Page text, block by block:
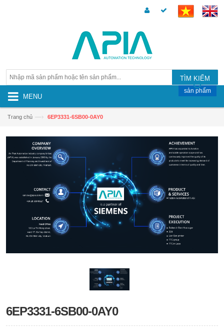
TÌM KIẾM
MENU
sản phẩm
Trang chủ —› 6EP3331-6SB00-0AY0
6EP3331-6SB00-0AY0